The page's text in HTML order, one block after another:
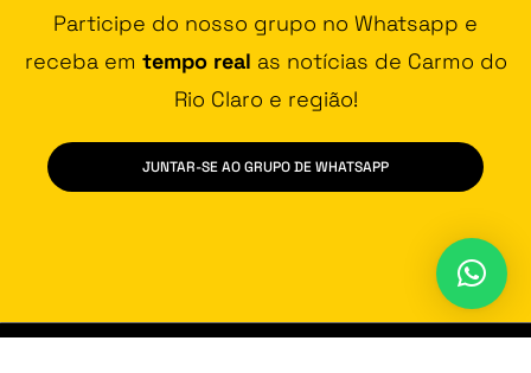
Participe do nosso grupo no Whatsapp e
receba em tempo real as notícias de Carmo do
Rio Claro e região!
JUNTAR-SE AO GRUPO DE WHATSAPP